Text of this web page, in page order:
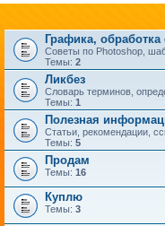
Графика,
Советы по Photoshop,
Темы: 2
Ликбез
Словарь терминов,
Темы: 1
Полезная
Статьи, рекомендации,
Темы: 5
Продам
Темы: 16
Куплю
Темы: 3